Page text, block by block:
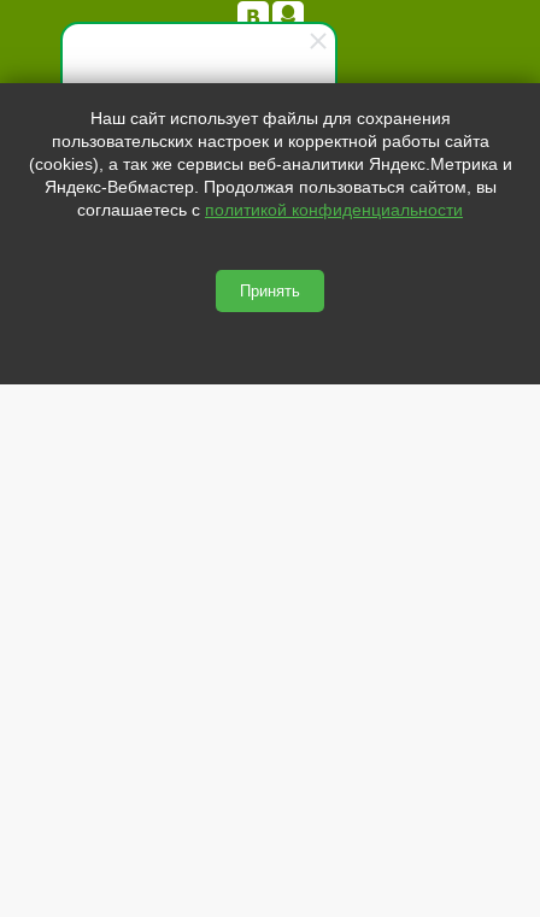
Специалист по продажам
Здравствуйте! Готов(-а)
помочь вам. Напишите мне,
если у вас появятся вопросы.
svetled53.ru © 2026
Адрес:
Телефон:
+7 (952)4829892
sale@svetled53.ru

Наш сайт использует файлы для сохранения
пользовательских настроек и корректной работы сайта
(cookies), а так же сервисы веб-аналитики Яндекс.Метрика и
Яндекс-Вебмастер. Продолжая пользоваться сайтом, вы
соглашаетесь с политикой конфиденциальности
Принять